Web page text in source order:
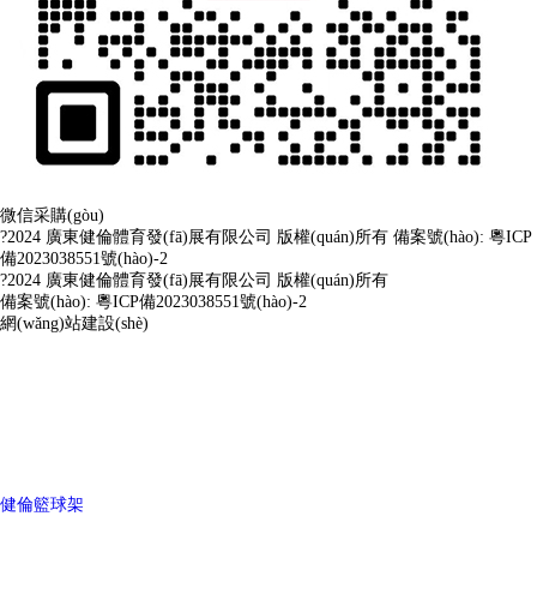
微信采購(gòu)
?2024 廣東健倫體育發(fā)展有限公司 版權(quán)所有 備案號(hào): 粵ICP
備2023038551號(hào)-2
?2024 廣東健倫體育發(fā)展有限公司 版權(quán)所有
備案號(hào): 粵ICP備2023038551號(hào)-2
網(wǎng)站建設(shè)
健倫籃球架